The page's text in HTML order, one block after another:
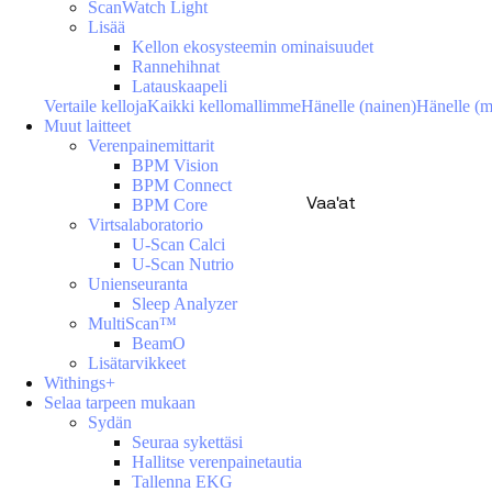
Vaa'at
ScanWatch Light
Lisää
Kellon ekosysteemin ominaisuudet
Rannehihnat
Latauskaapeli
Vertaile kellojaKaikki kellomallimmeHänelle (nainen)Hänelle
Muut laitteet
Verenpainemittarit
BPM Vision
BPM Connect
BPM Core
Virtsalaboratorio
U-Scan Calci
U-Scan Nutrio
Unienseuranta
Sleep Analyzer
MultiScan™
BeamO
Lisätarvikkeet
Withings+
Selaa tarpeen mukaan
Sydän
Seuraa sykettäsi
Hallitse verenpainetautia
Tallenna EKG